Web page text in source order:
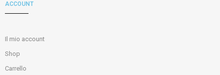
ACCOUNT
Il mio account
Shop
Carrello